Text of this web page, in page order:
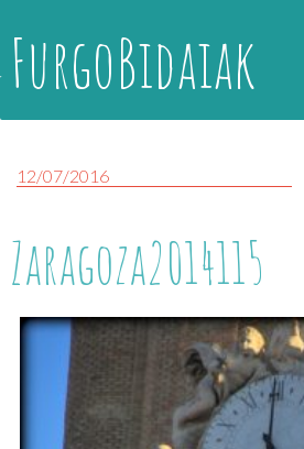
FurgoBidaiak
12/07/2016
Zaragoza2014115